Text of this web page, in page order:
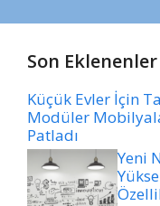
Son Eklenenler
Küçük Evler İçin
Modüler
Patladı
Yeni